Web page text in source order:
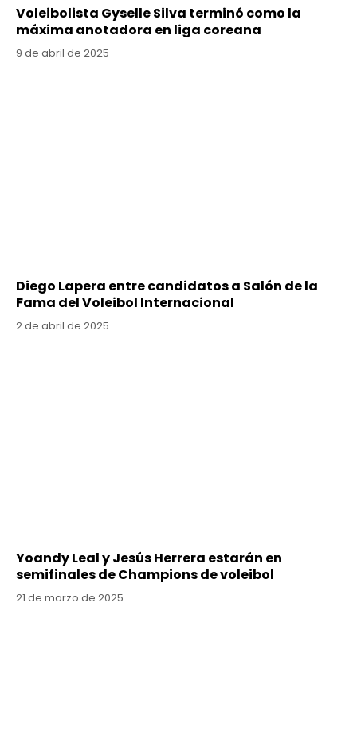
Voleibolista Gyselle Silva terminó como la
máxima anotadora en liga coreana
9 de abril de 2025
Diego Lapera entre candidatos a Salón de la
Fama del Voleibol Internacional
2 de abril de 2025
Yoandy Leal y Jesús Herrera estarán en
semifinales de Champions de voleibol
21 de marzo de 2025